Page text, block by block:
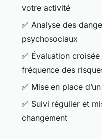
votre activité
✅ Analyse des
psychosociaux
✅ Évaluation
fréquence des
✅ Mise en place
✅ Suivi régulier et
changement